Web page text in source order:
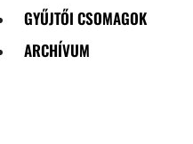
GYŰJTŐI CSOMAGOK
ARCHÍVUM